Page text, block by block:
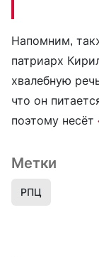
Напомним,
патриарх
хвалебную
что он
поэтому несёт
Метки
РПЦ